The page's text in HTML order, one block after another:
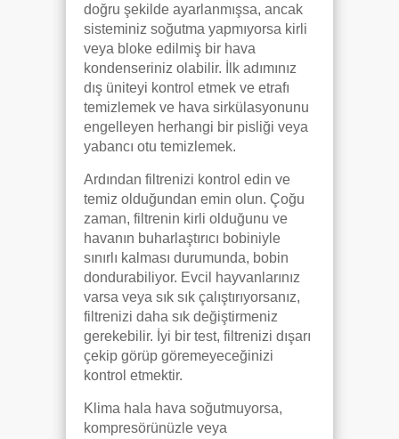
doğru şekilde ayarlanmışsa, ancak
sisteminiz soğutma yapmıyorsa kirli
veya bloke edilmiş bir hava
kondenseriniz olabilir. İlk adımınız
dış üniteyi kontrol etmek ve etrafı
temizlemek ve hava sirkülasyonunu
engelleyen herhangi bir pisliği veya
yabancı otu temizlemek.
Ardından filtrenizi kontrol edin ve
temiz olduğundan emin olun. Çoğu
zaman, filtrenin kirli olduğunu ve
havanın buharlaştırıcı bobiniyle
sınırlı kalması durumunda, bobin
dondurabiliyor. Evcil hayvanlarınız
varsa veya sık sık çalıştırıyorsanız,
filtrenizi daha sık değiştirmeniz
gerekebilir. İyi bir test, filtrenizi dışarı
çekip görüp göremeyeceğinizi
kontrol etmektir.
Klima hala hava soğutmuyorsa,
kompresörünüzle veya